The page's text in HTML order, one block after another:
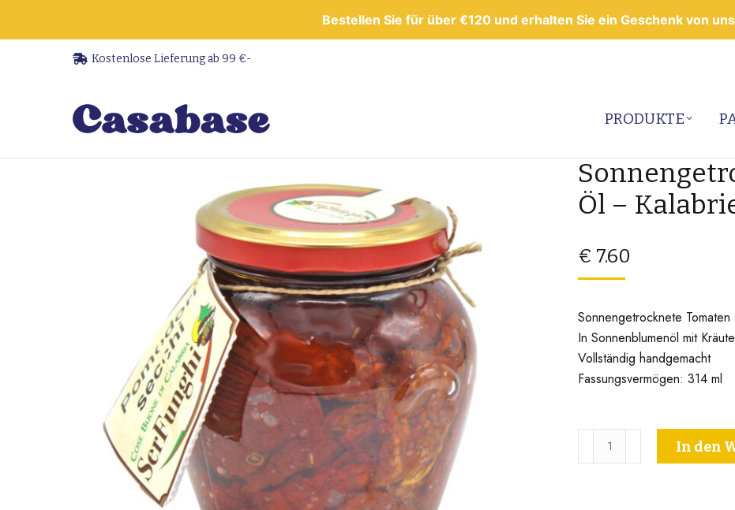
Bestellen Sie für über €120 und erhalten Sie ein Geschenk von
Kostenlose Lieferung ab 99 €-
PRODUKTE
Öl –
€ 7.60
Sonnengetrocknete Tomaten
In Sonnenblumenöl mit
Vollständig handgemacht
Fassungsvermögen: 314 ml
Sonnengetrocknete
Tomaten
In den